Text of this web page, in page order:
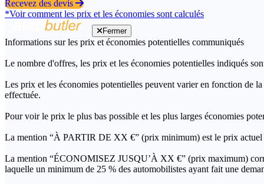
Recevez des devis
*Voir comment les prix et les économies sont calculés
Fermer
Informations sur les prix et économies potentielles communiqués
Le nombre d'offres, les prix et les économies potentielles indiqués
Les prix et les économies potentielles peuvent varier en fonction de
effectuée.
Pour voir le prix le plus bas possible et les plus larges économies
La mention “À PARTIR DE XX €” (prix minimum) est le prix actuel
La mention “ÉCONOMISEZ JUSQU’À XX €” (prix maximum)
laquelle un minimum de 25 % des automobilistes ayant fait une